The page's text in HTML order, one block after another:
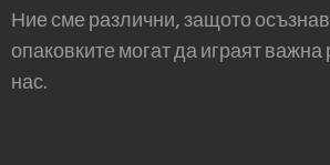
Ние сме различни, защото
опаковките могат да играят
нас.